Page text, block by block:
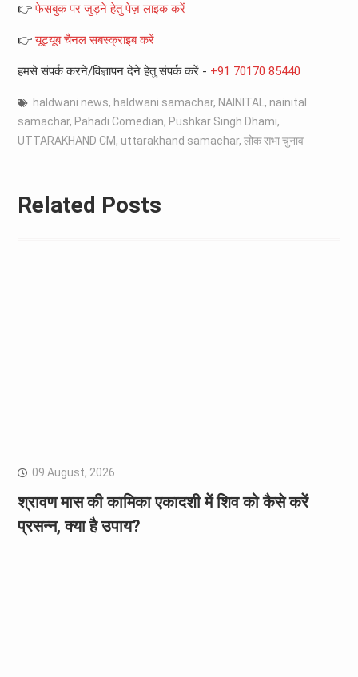
👉फेसबुक पर जुड़ने हेतु पेज़ लाइक करें
👉यूट्यूब चैनल सबस्क्राइब करें
हमसे संपर्क करने/विज्ञापन देने हेतु संपर्क करें - +91 70170 85440
haldwani news, haldwani samachar, NAINITAL, nainital
samachar, Pahadi Comedian, Pushkar Singh Dhami,
UTTARAKHAND CM, uttarakhand samachar, लोक सभा चुनाव
Related Posts
09 August, 2026
श्रावण मास की कामिका एकादशी में शिव को कैसे करें
प्रसन्न, क्या है उपाय?